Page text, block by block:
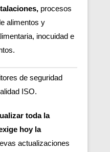
procesos
alimentos y
inocuidad e
de seguridad
ISO.
toda la
hoy la
actualizaciones